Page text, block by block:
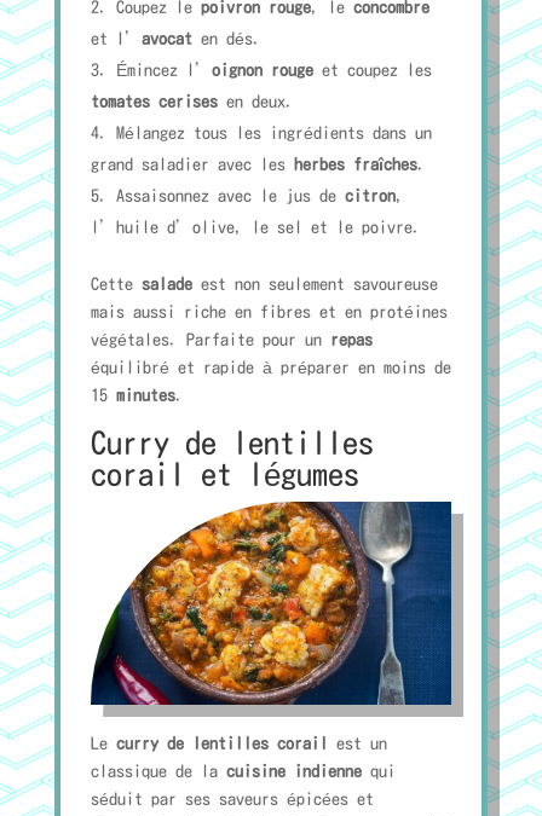
Coupez le poivron rouge, le concombre
et l’ avocaten dés.
Émincez l’ oignon rougeet coupez les
tomates cerisesen deux.
Mélangez tous les ingrédients dans un
grand saladier avec les
herbes fraîches.
Assaisonnez avec le jus de citron,
l’huile d’olive, le sel et le poivre.
Cette saladeest non seulement savoureuse
mais aussi riche en fibres et en protéines
végétales. Parfaite pour un repas
équilibré et rapide à préparer en moins de
15 minutes.
Curry de lentilles
corail et légumes
Le curry de lentilles corail
est un
classique de la cuisine indiennequi
séduit par ses saveurs épicées et